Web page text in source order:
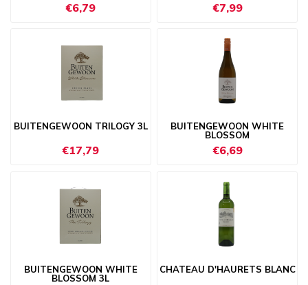
€6,79 €7,99
BUITENGEWOON TRILOGY 3L
€17,79
BUITENGEWOON WHITE
BLOSSOM
€6,69
BUITENGEWOON WHITE
BLOSSOM 3L
CHATEAU D'HAURETS BLANC